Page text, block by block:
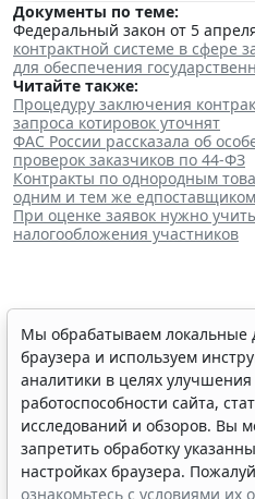
Документы по теме:
Федеральный закон от 5
контрактной системе в сфере
для обеспечения
Читайте также:
Процедуру заключения
запроса котировок уточнят
ФАС России рассказала об
проверок заказчиков по 44-ФЗ
Контракты по однородным
одним и тем же едпоставщиком
При оценке заявок нужно
налогообложения участников
Перечень
существенных
решили
7 августа 2026 15:02
Мы обрабатываем локальные
браузера и используем
аналитики в целях
работоспособности сайта,
исследований и обзоров. Вы
запретить обработку
настройках браузера.
ознакомьтесь с условиями их